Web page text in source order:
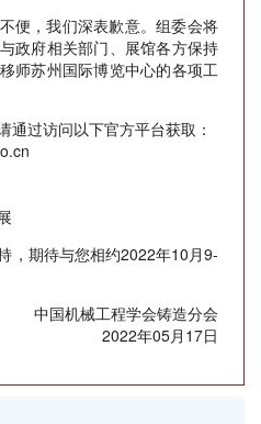
便，我们深表歉意。组委会将
政府相关部门、展馆各方保持
师苏州国际博览中心的各项工
通过访问以下官方平台获取：
，期待与您相约2022年10月9-
中国机械工程学会铸造分会
2022年05月17日